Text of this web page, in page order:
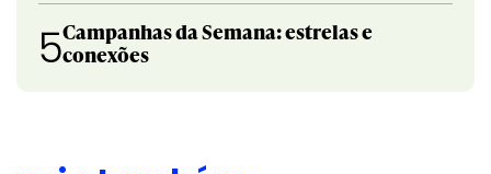
5Campanhas da Semana: estrelas e
conexões